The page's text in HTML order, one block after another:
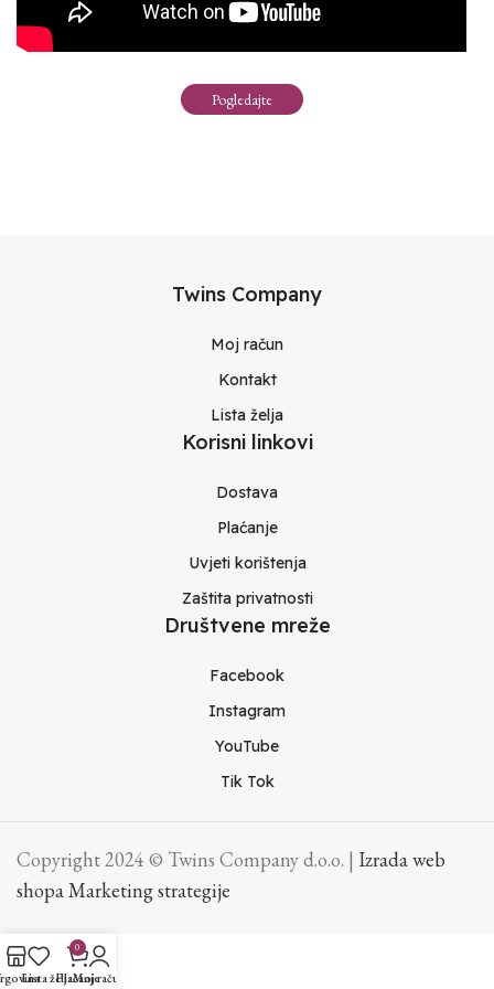
Pogledajte
Twins Company
Moj račun
Kontakt
Lista želja
Korisni linkovi
Dostava
Plaćanje
Uvjeti korištenja
Zaštita privatnosti
Društvene mreže
Facebook
Instagram
YouTube
Tik Tok
Copyright 2024 © Twins Company d.o.o. | Izrada web
shopa Marketing strategije
Lista želja
0
Plaćanje
Moj račun